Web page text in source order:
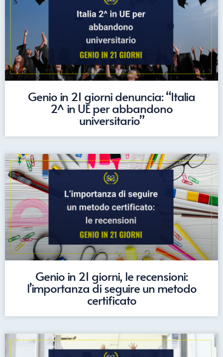
Genio in 21 giorni denuncia: “Italia
2^ in UE per abbandono
universitario”
Genio in 21 giorni, le recensioni:
l’importanza di seguire un metodo
certificato